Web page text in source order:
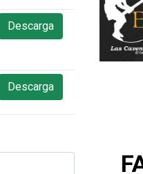
Descarga
Descarga